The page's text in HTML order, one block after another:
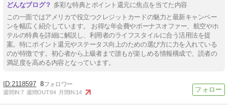
多彩な特典とポイント還元に焦点を当てた内容
この一面ではアメリカで役立つクレジットカードの魅力と最新キャンペー
ンを幅広く紹介しています。 お得な年会費やボーナスオファー、航空やホ
テルの特典を詳細に解説し、利用者のライフスタイルに合う活用法を提
案。特にポイント還元やステータス向上のための選び方に力を入れている
のが特徴です。初心者から上級者まで誰もが楽しめる情報構成で、読者の
満足度を高める内容となっています。
2118597 8
週間IN:7 週間OUT:84 月間IN:14